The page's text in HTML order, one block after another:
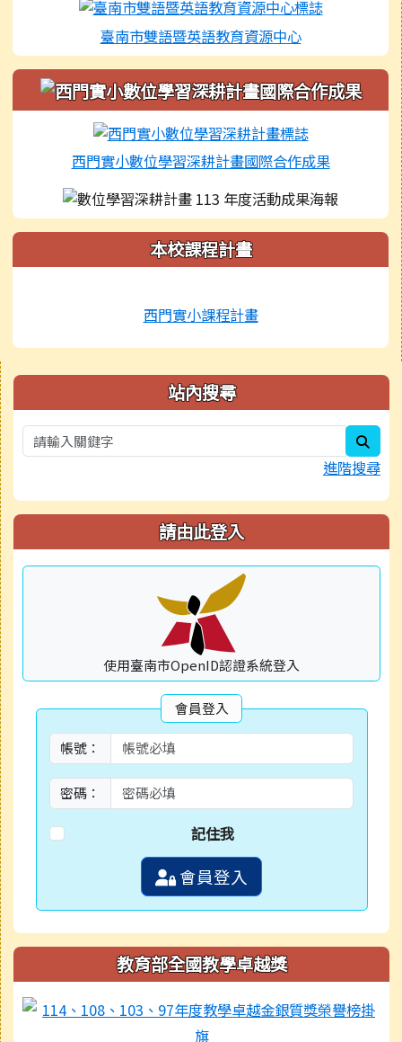
臺南市雙語暨英語教育資源中心
西門實小數位學習深耕計畫國際合作成果
本校課程計畫
西門實小課程計畫
右邊區域內容 站內搜尋
進階搜尋
請由此登入
使用臺南市OpenID認證系統登入
會員登入
帳號：
密碼：
記住我
會員登入
教育部全國教學卓越獎